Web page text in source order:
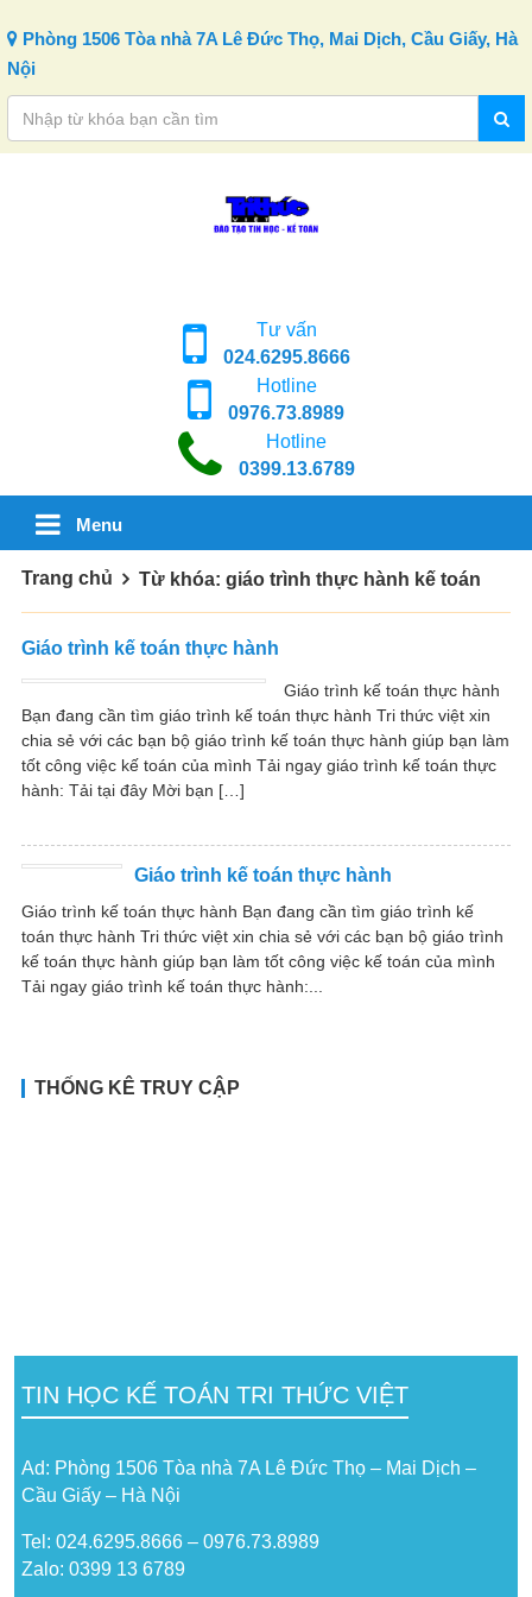
Phòng 1506 Tòa nhà 7A Lê Đức Thọ, Mai Dịch, Cầu Giấy, Hà
Nội
Tư vấn
024.6295.8666
Hotline
0976.73.8989
Hotline
0399.13.6789
Menu
Trang chủ Từ khóa: giáo trình thực hành kế toán
Giáo trình kế toán thực hành
Giáo trình kế toán thực hành
Bạn đang cần tìm giáo trình kế toán thực hành Tri thức việt xin
chia sẻ với các bạn bộ giáo trình kế toán thực hành giúp bạn làm
tốt công việc kế toán của mình Tải ngay giáo trình kế toán thực
hành: Tải tại đây Mời bạn […]
Giáo trình kế toán thực hành
Giáo trình kế toán thực hành Bạn đang cần tìm giáo trình kế
toán thực hành Tri thức việt xin chia sẻ với các bạn bộ giáo trình
kế toán thực hành giúp bạn làm tốt công việc kế toán của mình
Tải ngay giáo trình kế toán thực hành:...
THỐNG KÊ TRUY CẬP
TIN HỌC KẾ TOÁN TRI THỨC VIỆT
Ad: Phòng 1506 Tòa nhà 7A Lê Đức Thọ – Mai Dịch –
Cầu Giấy – Hà Nội
Tel: 024.6295.8666 – 0976.73.8989
Zalo: 0399 13 6789